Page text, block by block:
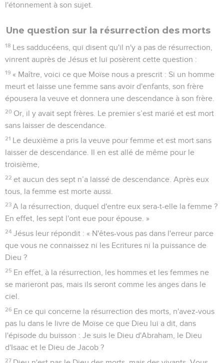
l'étonnement à son sujet.
Une question sur la résurrection des morts
18 Les sadducéens, qui disent qu'il n'y a pas de résurrection,
vinrent auprès de Jésus et lui posèrent cette question :
19 « Maître, voici ce que Moïse nous a prescrit : Si un homme
meurt et laisse une femme sans avoir d'enfants, son frère
épousera la veuve et donnera une descendance à son frère.
20 Or, il y avait sept frères. Le premier s’est marié et est mort
sans laisser de descendance.
21 Le deuxième a pris la veuve pour femme et est mort sans
laisser de descendance. Il en est allé de même pour le
troisième,
22 et aucun des sept n’a laissé de descendance. Après eux
tous, la femme est morte aussi.
23 A la résurrection, duquel d'entre eux sera-t-elle la femme ?
En effet, les sept l'ont eue pour épouse. »
24 Jésus leur répondit : « N'êtes-vous pas dans l'erreur parce
que vous ne connaissez ni les Ecritures ni la puissance de
Dieu ?
25 En effet, à la résurrection, les hommes et les femmes ne
se marieront pas, mais ils seront comme les anges dans le
ciel.
26 En ce qui concerne la résurrection des morts, n'avez-vous
pas lu dans le livre de Moïse ce que Dieu lui a dit, dans
l'épisode du buisson : Je suis le Dieu d'Abraham, le Dieu
d'Isaac et le Dieu de Jacob ?
27